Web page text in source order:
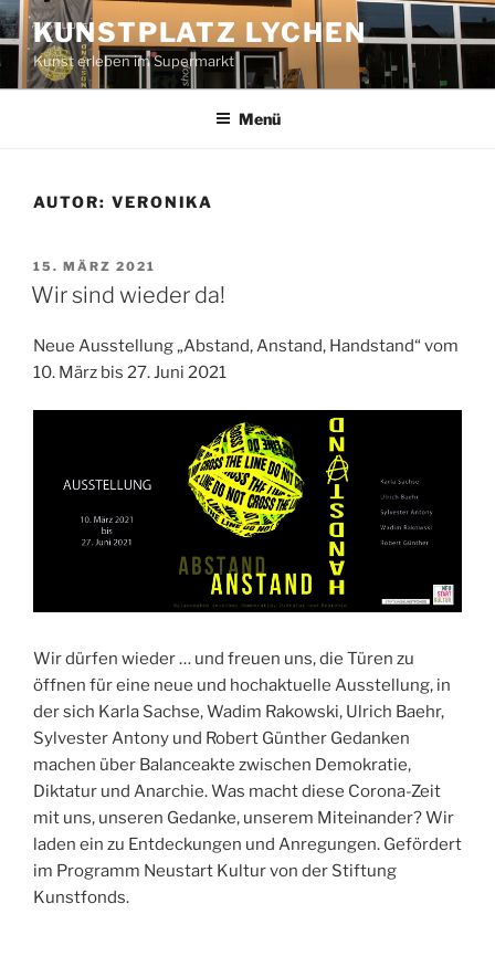
Zum
Inhalt
springen
KUNSTPLATZ LYCHEN
Kunst erleben im Supermarkt
Menü
AUTOR: VERONIKA
VERÖFFENTLICHT
AM
15. MÄRZ 2021
Wir sind wieder da!
Neue Ausstellung „Abstand, Anstand, Handstand“ vom
10. März bis 27. Juni 2021
Wir dürfen wieder … und freuen uns, die Türen zu
öffnen für eine neue und hochaktuelle Ausstellung, in
der sich Karla Sachse, Wadim Rakowski, Ulrich Baehr,
Sylvester Antony und Robert Günther Gedanken
machen über Balanceakte zwischen Demokratie,
Diktatur und Anarchie. Was macht diese Corona-Zeit
mit uns, unseren Gedanke, unserem Miteinander? Wir
laden ein zu Entdeckungen und Anregungen. Gefördert
im Programm Neustart Kultur von der Stiftung
Kunstfonds.